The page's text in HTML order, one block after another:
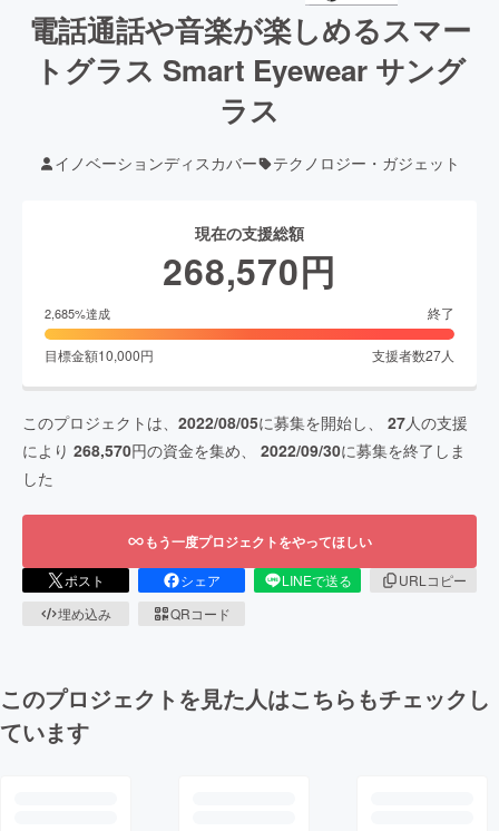
電話通話や音楽が楽しめるスマー
トグラス Smart Eyewear サング
ラス
イノベーションディスカバー テクノロジー・ガジェット
現在の支援総額
268,570円
2,685%達成 終了
目標金額10,000円 支援者数27人
このプロジェクトは、 2022/08/05に募集を開始し、 27人の支援
により 268,570円の資金を集め、 2022/09/30に募集を終了しま
した
もう一度プロジェクトをやってほしい
ポスト シェア LINEで送る
URLコピー
埋め込み
QRコード
このプロジェクトを見た人はこちらもチェックし
ています